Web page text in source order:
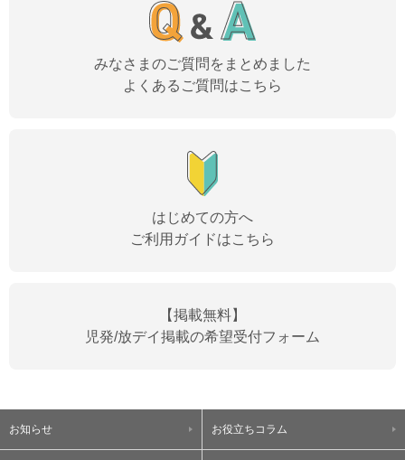
みなさまのご質問をまとめました
よくあるご質問はこちら
はじめての方へ
ご利用ガイドはこちら
【掲載無料】
児発/放デイ掲載の希望受付フォーム
お知らせ お役立ちコラム